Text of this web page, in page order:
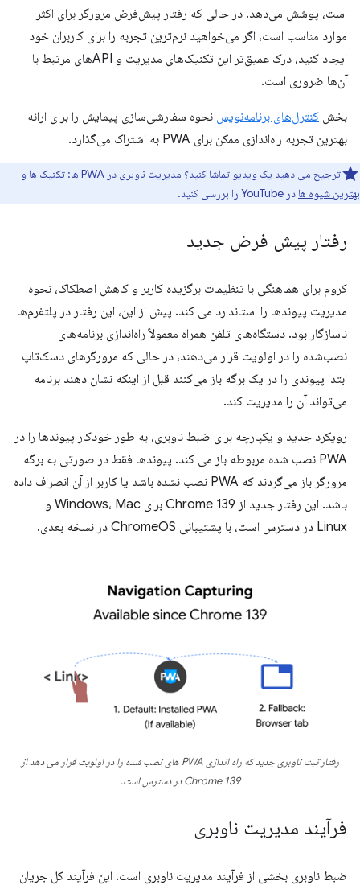
است، پوشش می‌دهد. در حالی که رفتار پیش‌فرض مرورگر برای اکثر
موارد مناسب است، اگر می‌خواهید نرم‌ترین تجربه را برای کاربران خود
ایجاد کنید، درک عمیق‌تر این تکنیک‌های مدیریت و APIهای مرتبط با
آن‌ها ضروری است.
بخش کنترل‌های برنامه‌نویس نحوه سفارشی‌سازی پیمایش را برای ارائه
بهترین تجربه راه‌اندازی ممکن برای PWA به اشتراک می‌گذارد.
ترجیح می دهید یک ویدیو تماشا کنید؟
مدیریت ناوبری در PWA ها: تکنیک ها و
بهترین شیوه ها در YouTube را بررسی کنید.
رفتار پیش فرض جدید
کروم برای هماهنگی با تنظیمات برگزیده کاربر و کاهش اصطکاک، نحوه
مدیریت پیوندها را استاندارد می کند. پیش از این، این رفتار در پلتفرم‌ها
ناسازگار بود. دستگاه‌های تلفن همراه معمولاً راه‌اندازی برنامه‌های
نصب‌شده را در اولویت قرار می‌دهند، در حالی که مرورگرهای دسک‌تاپ
ابتدا پیوندی را در یک برگه باز می‌کنند قبل از اینکه نشان دهند برنامه
می‌تواند آن را مدیریت کند.
رویکرد جدید و یکپارچه برای ضبط ناوبری، به طور خودکار پیوندها را در
PWA نصب شده مربوطه باز می کند. پیوندها فقط در صورتی به برگه
مرورگر باز می‌گردند که PWA نصب نشده باشد یا کاربر از آن انصراف داده
باشد. این رفتار جدید از Chrome 139 برای Windows، Mac و
Linux در دسترس است، با پشتیبانی ChromeOS در نسخه بعدی.
رفتار ثبت ناوبری جدید که راه اندازی PWA های نصب شده را در اولویت قرار می دهد از
Chrome 139 در دسترس است.
فرآیند مدیریت ناوبری
ضبط ناوبری بخشی از فرآیند مدیریت ناوبری است. این فرآیند کل جریان